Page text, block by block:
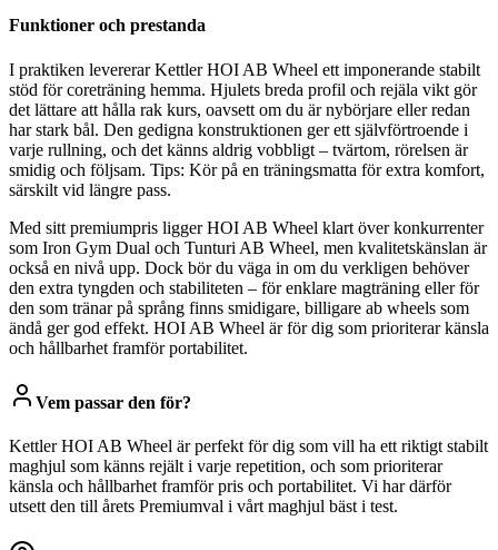
Funktioner och prestanda
I praktiken levererar Kettler HOI AB Wheel ett imponerande stabilt
stöd för coreträning hemma. Hjulets breda profil och rejäla vikt gör
det lättare att hålla rak kurs, oavsett om du är nybörjare eller redan
har stark bål. Den gedigna konstruktionen ger ett självförtroende i
varje rullning, och det känns aldrig vobbligt – tvärtom, rörelsen är
smidig och följsam. Tips: Kör på en träningsmatta för extra komfort,
särskilt vid längre pass.
Med sitt premiumpris ligger HOI AB Wheel klart över konkurrenter
som Iron Gym Dual och Tunturi AB Wheel, men kvalitetskänslan är
också en nivå upp. Dock bör du väga in om du verkligen behöver
den extra tyngden och stabiliteten – för enklare magträning eller för
den som tränar på språng finns smidigare, billigare ab wheels som
ändå ger god effekt. HOI AB Wheel är för dig som prioriterar känsla
och hållbarhet framför portabilitet.
Vem passar den för?
Kettler HOI AB Wheel är perfekt för dig som vill ha ett riktigt stabilt
maghjul som känns rejält i varje repetition, och som prioriterar
känsla och hållbarhet framför pris och portabilitet. Vi har därför
utsett den till årets Premiumval i vårt maghjul bäst i test.